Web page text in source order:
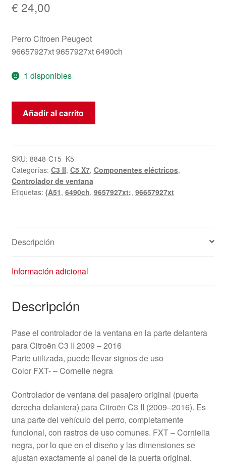
€ 24,00
Perro Citroen Peugeot
96657927xt 9657927xt 6490ch
1 disponibles
Conductor
Citroën
96657927xt
6490ch
cantidad
Añadir al carrito
SKU: 8848-C15_K5
Categorías: C3 II, C5 X7, Componentes eléctricos,
Controlador de ventana
Etiquetas: (A51, 6490ch, 9657927xt;, 96657927xt
Descripción
Información adicional
Descripción
Pase el controlador de la ventana en la parte delantera
para Citroën C3 II 2009 – 2016
Parte utilizada, puede llevar signos de uso
Color FXT- – Cornelie negra
Controlador de ventana del pasajero original (puerta
derecha delantera) para Citroën C3 II (2009–2016). Es
una parte del vehículo del perro, completamente
funcional, con rastros de uso comunes. FXT – Cornielia
negra, por lo que en el diseño y las dimensiones se
ajustan exactamente al panel de la puerta original.